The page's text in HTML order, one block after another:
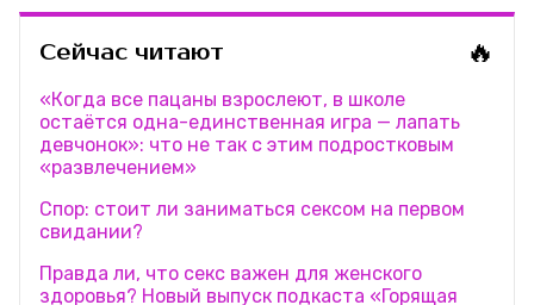
Сейчас читают 🔥
«Когда все пацаны взрослеют, в школе
остаётся одна-единственная игра — лапать
девчонок»: что не так с этим подростковым
«развлечением»
Спор: стоит ли заниматься сексом на первом
свидании?
Правда ли, что секс важен для женского
здоровья? Новый выпуск подкаста «Горящая